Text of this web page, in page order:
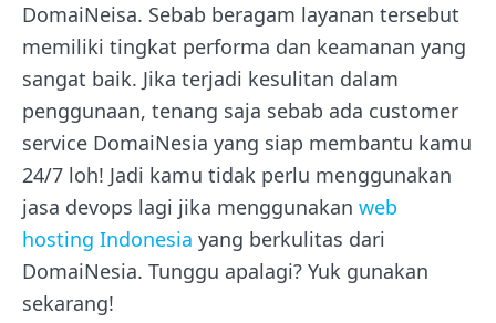
DomaiNeisa. Sebab beragam layanan tersebut
memiliki tingkat performa dan keamanan yang
sangat baik. Jika terjadi kesulitan dalam
penggunaan, tenang saja sebab ada customer
service DomaiNesia yang siap membantu kamu
24/7 loh! Jadi kamu tidak perlu menggunakan
jasa devops lagi jika menggunakan web
hosting Indonesia yang berkulitas dari
DomaiNesia. Tunggu apalagi? Yuk gunakan
sekarang!